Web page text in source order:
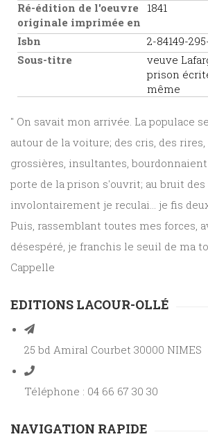
Ré-édition de l'oeuvre
originale imprimée en
1841
Isbn
2-84149-
Sous-titre
veuve
prison
même
" On savait mon arrivée. La populace
autour de la voiture; des cris, des
grossières, insultantes,
porte de la prison s'ouvrit; au bruit des
involontairement je reculai... je fis
Puis, rassemblant toutes mes forces,
désespéré, je franchis le seuil de ma
Cappelle
EDITIONS LACOUR-OLLÉ
25 bd Amiral Courbet 30000 NIMES
Téléphone : 04 66 67 30 30
NAVIGATION RAPIDE